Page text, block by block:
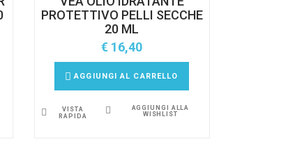
PROTETTIVO PELLI SECCHE
20 ML
€ 16,40
AGGIUNGI AL CARRELLO
VISTA
RAPIDA
AGGIUNGI ALLA
WISHLIST